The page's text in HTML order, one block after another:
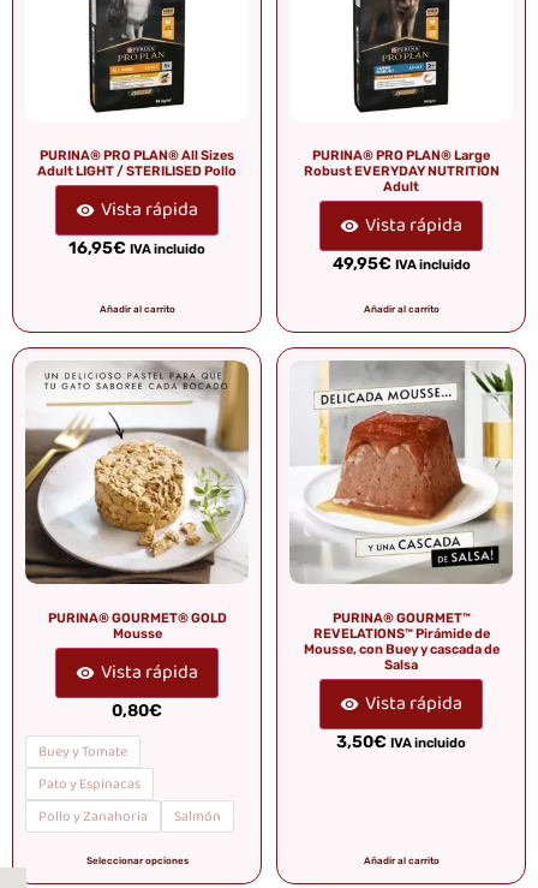
PURINA® PRO PLAN® All Sizes
Adult LIGHT / STERILISED Pollo
Vista rápida
16,95€ IVA incluido
Añadir al carrito
PURINA® PRO PLAN® Large
Robust EVERYDAY NUTRITION
Adult
Vista rápida
49,95€ IVA incluido
Añadir al carrito
PURINA® GOURMET® GOLD
Mousse
Vista rápida
0,80€
Buey y Tomate
Pato y Espinacas
Pollo y Zanahoria
Salmón
Seleccionar opciones
PURINA® GOURMET™
REVELATIONS™ Pirámide de
Mousse, con Buey y cascada de
Salsa
Vista rápida
3,50€ IVA incluido
Añadir al carrito